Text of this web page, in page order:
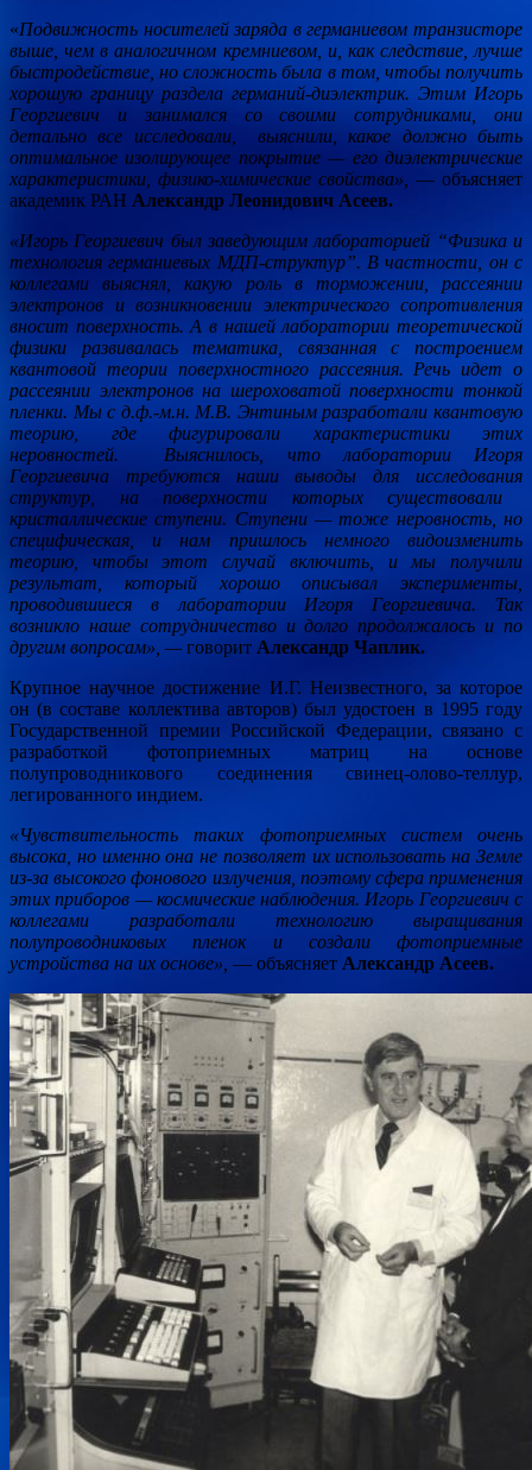
«Подвижность носителей заряда в германиевом транзисторе
выше, чем в аналогичном кремниевом, и, как следствие, лучше
быстродействие, но сложность была в том, чтобы получить
хорошую границу раздела германий-диэлектрик. Этим Игорь
Георгиевич и занимался со своими сотрудниками, они
детально все исследовали, выяснили, какое должно быть
оптимальное изолирующее покрытие — его диэлектрические
характеристики, физико-химические свойства»,
— объясняет
академик РАН Александр Леонидович Асеев.
«Игорь Георгиевич был заведующим лабораторией “Физика и
технология германиевых МДП-структур”. В частности, онс
коллегами выяснял, какую роль в торможении, рассеянии
электронов и возникновении электрического сопротивления
вносит поверхность. А в нашей лаборатории теоретической
физики развивалась тематика, связанная с построением
квантовой теории поверхностного рассеяния. Речь идет о
рассеянии электроновна шероховатой поверхности тонкой
пленки. Мы с д.ф.-м.н. М.В. Энтиным разработали квантовую
теорию, где фигурировали характеристики этих
неровностей.
Выяснилось, что лаборатории Игоря
Георгиевича требуются наши выводы для исследования
структур, на поверхности которых существовали
кристаллические ступени. Ступени — тоже неровность, но
специфическая, и нам пришлось немного видоизменить
теорию, чтобы этот случай включить, и мы получили
результат, который хорошо описывал эксперименты,
проводившиеся в лаборатории Игоря Георгиевича. Так
возникло наше сотрудничество и долго продолжалось и по
другим вопросам», —говорит Александр Чаплик.
Крупное научное достижение И.Г. Неизвестного, за которое
он (в составе коллектива авторов) был удостоен в 1995 году
Государственной премии Российской Федерации, связано с
разработкой фотоприемных матриц на основе
полупроводникового соединения свинец-олово-теллур,
легированного индием.
«Чувствительность таких фотоприемных систем очень
высока, но именно она не позволяет их использовать на Земле
из-за высокого фонового излучения, поэтому сфера применения
этих приборов — космические наблюдения. Игорь Георгиевич с
коллегами разработали технологию выращивания
полупроводниковых пленок и создали фотоприемные
устройства на их основе», — объясняет Александр Асеев.